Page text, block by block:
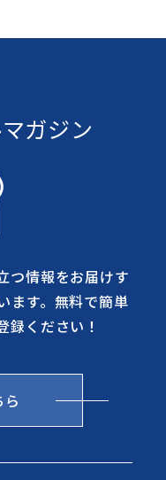
ガジン
つ情報をお届けす
ます。無料で簡単
録ください！